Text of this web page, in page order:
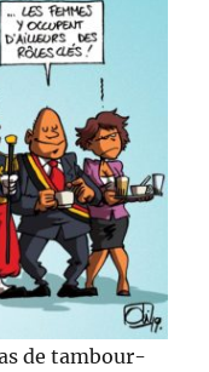
de tambour-